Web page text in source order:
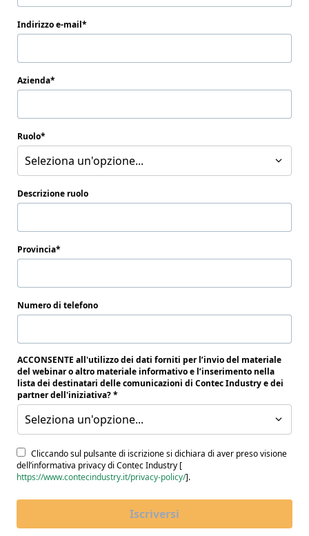
Indirizzo e-mail
Azienda
Ruolo
Seleziona un'opzione...
Descrizione ruolo
Provincia
Numero di telefono
ACCONSENTE all'utilizzo dei dati forniti per l’invio del materiale
del webinar o altro materiale informativo e l’inserimento nella
lista dei destinatari delle comunicazioni di Contec Industry e dei
partner dell'iniziativa?
Seleziona un'opzione...
Cliccando sul pulsante di iscrizione si dichiara di aver preso visione
dell’informativa privacy di Contec Industry [
https://www.contecindustry.it/privacy-policy/].
Iscriversi